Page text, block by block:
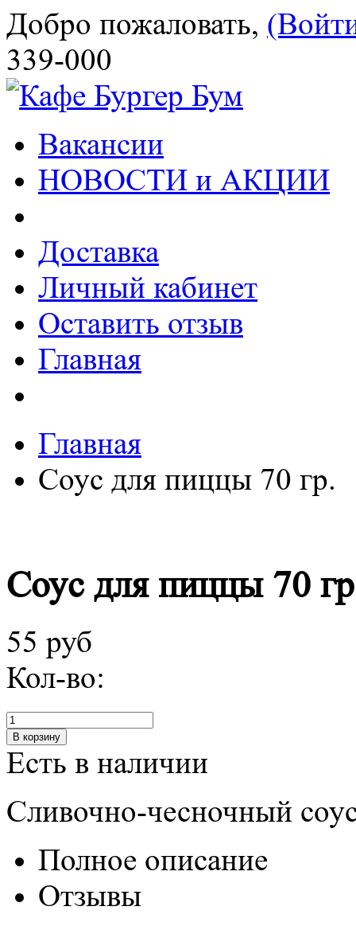
Добро пожаловать,
339-000
Вакансии
НОВОСТИ и АКЦИИ
Доставка
Личный кабинет
Оставить отзыв
Главная
Главная
Соус для пиццы 70 гр.
Соус для пиццы 70
55 руб
Кол-во:
Есть в наличии
Сливочно-чесночный
Полное описание
Отзывы